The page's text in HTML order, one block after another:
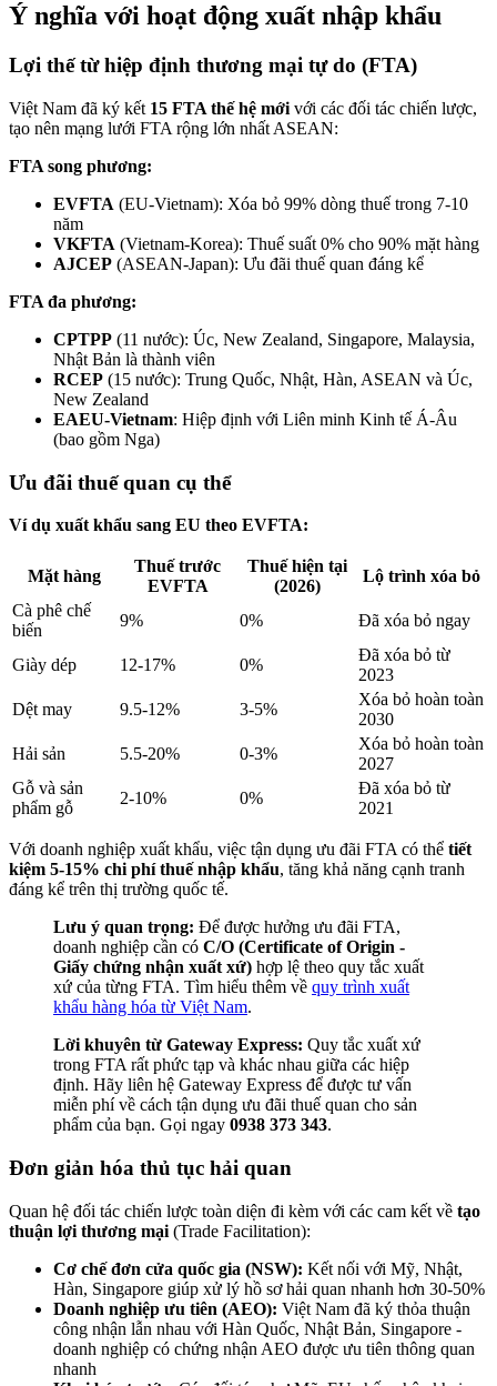
Ý nghĩa với hoạt động xuất nhập khẩu
Lợi thế từ hiệp định thương mại tự do (FTA)
Việt Nam đã ký kết 15 FTA thế hệ mới với các đối tác chiến lược,
tạo nên mạng lưới FTA rộng lớn nhất ASEAN:
FTA song phương:
EVFTA (EU-Vietnam): Xóa bỏ 99% dòng thuế trong 7-10
năm
VKFTA (Vietnam-Korea): Thuế suất 0% cho 90% mặt hàng
AJCEP (ASEAN-Japan): Ưu đãi thuế quan đáng kể
FTA đa phương:
CPTPP (11 nước): Úc, New Zealand, Singapore, Malaysia,
Nhật Bản là thành viên
RCEP (15 nước): Trung Quốc, Nhật, Hàn, ASEAN và Úc,
New Zealand
EAEU-Vietnam: Hiệp định với Liên minh Kinh tế Á-Âu
(bao gồm Nga)
Ưu đãi thuế quan cụ thể
Ví dụ xuất khẩu sang EU theo EVFTA:
Mặt hàng
Thuế trước
EVFTA
Thuế hiện tại
(2026)
Lộ trình xóa bỏ
Cà phê chế
biến
9% 0% Đã xóa bỏ ngay
Giày dép 12-17% 0%
Đã xóa bỏ từ
2023
Dệt may
9.5-12% 3-5%
Xóa bỏ hoàn toàn
2030
Hải sản
5.5-20% 0-3%
Xóa bỏ hoàn toàn
2027
Gỗ và sản
phẩm gỗ
2-10% 0%
Đã xóa bỏ từ
2021
Với doanh nghiệp xuất khẩu, việc tận dụng ưu đãi FTA có thể tiết
kiệm 5-15% chi phí thuế nhập khẩu, tăng khả năng cạnh tranh
đáng kể trên thị trường quốc tế.
Lưu ý quan trọng: Để được hưởng ưu đãi FTA,
doanh nghiệp cần có C/O (Certificate of Origin -
Giấy chứng nhận xuất xứ) hợp lệ theo quy tắc xuất
xứ của từng FTA. Tìm hiểu thêm về quy trình xuất
khẩu hàng hóa từ Việt Nam.
Lời khuyên từ Gateway Express: Quy tắc xuất xứ
trong FTA rất phức tạp và khác nhau giữa các hiệp
định. Hãy liên hệ Gateway Express để được tư vấn
miễn phí về cách tận dụng ưu đãi thuế quan cho sản
phẩm của bạn. Gọi ngay 0938 373 343.
Đơn giản hóa thủ tục hải quan
Quan hệ đối tác chiến lược toàn diện đi kèm với các cam kết về tạo
thuận lợi thương mại (Trade Facilitation):
Cơ chế đơn cửa quốc gia (NSW): Kết nối với Mỹ, Nhật,
Hàn, Singapore giúp xử lý hồ sơ hải quan nhanh hơn 30-50%
Doanh nghiệp ưu tiên (AEO): Việt Nam đã ký thỏa thuận
công nhận lẫn nhau với Hàn Quốc, Nhật Bản, Singapore -
doanh nghiệp có chứng nhận AEO được ưu tiên thông quan
nhanh